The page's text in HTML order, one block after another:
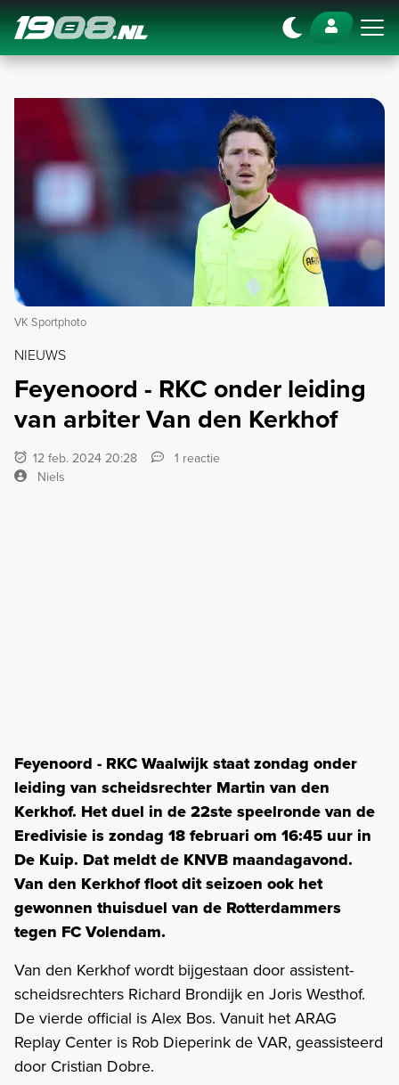
Navigation
VK Sportphoto
NIEUWS
Feyenoord - RKC onder leiding
van arbiter Van den Kerkhof
12 feb. 2024 20:28
1 reactie
Niels
Feyenoord - RKC Waalwijk staat zondag onder
leiding van scheidsrechter Martin van den
Kerkhof. Het duel in de 22ste speelronde van de
Eredivisie is zondag 18 februari om 16:45 uur in
De Kuip. Dat meldt de KNVB maandagavond.
Van den Kerkhof floot dit seizoen ook het
gewonnen thuisduel van de Rotterdammers
tegen FC Volendam.
Van den Kerkhof wordt bijgestaan door assistent-
scheidsrechters Richard Brondijk en Joris Westhof.
De vierde official is Alex Bos. Vanuit het ARAG
Replay Center is Rob Dieperink de VAR, geassisteerd
door Cristian Dobre.